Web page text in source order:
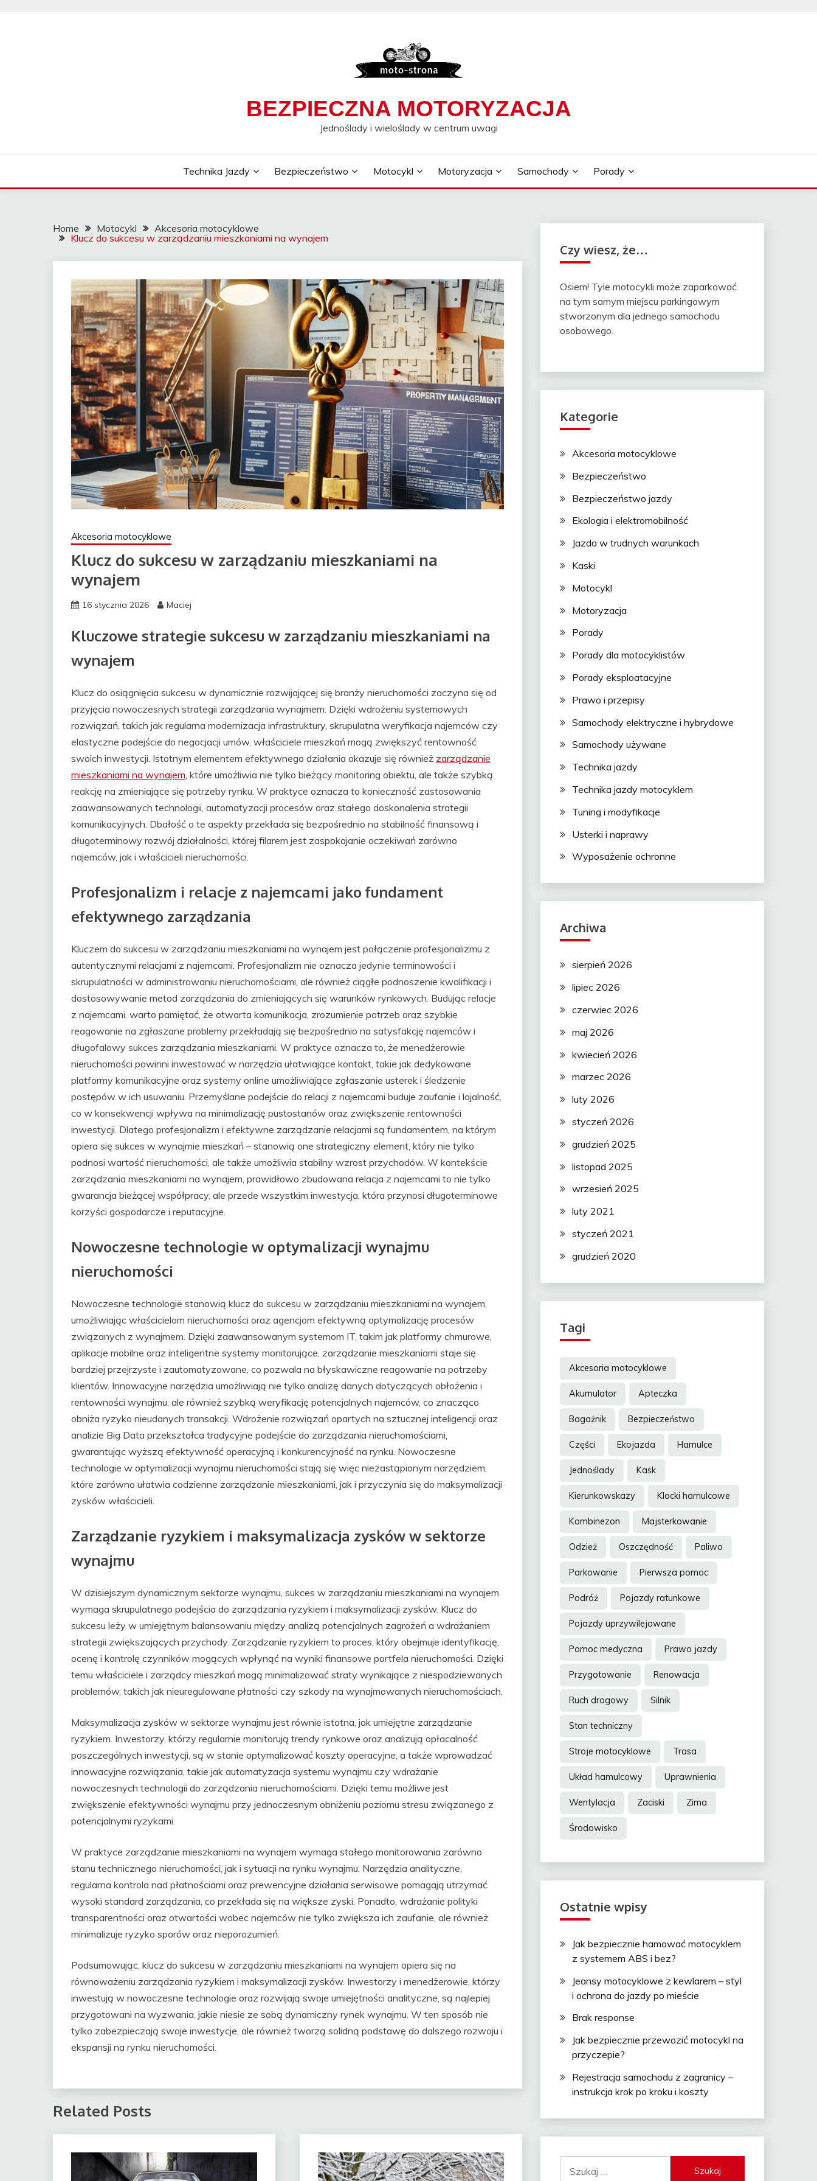
BEZPIECZNA MOTORYZACJA
Jednoślady i wieloślady w centrum uwagi
Technika Jazdy Bezpieczeństwo Motocykl Motoryzacja Samochody Porady
Home Motocykl
Akcesoria motocyklowe
Klucz do sukcesu w zarządzaniu mieszkaniami na wynajem
Akcesoria motocyklowe
Klucz do sukcesu w zarządzaniu mieszkaniami na
wynajem
16 stycznia 2026 Maciej
Kluczowe strategie sukcesu w zarządzaniu mieszkaniami na
wynajem
Klucz do osiągnięcia sukcesu w dynamicznie rozwijającej się branży nieruchomości zaczyna się od
przyjęcia nowoczesnych strategii zarządzania wynajmem. Dzięki wdrożeniu systemowych
rozwiązań, takich jak regularna modernizacja infrastruktury, skrupulatna weryfikacja najemców czy
elastyczne podejście do negocjacji umów, właściciele mieszkań mogą zwiększyć rentowność
swoich inwestycji. Istotnym elementem efektywnego działania okazuje się również zarządzanie
mieszkaniami na wynajem , które umożliwia nie tylko bieżący monitoring obiektu, ale także szybką
reakcję na zmieniające się potrzeby rynku. W praktyce oznacza to konieczność zastosowania
zaawansowanych technologii, automatyzacji procesów oraz stałego doskonalenia strategii
komunikacyjnych. Dbałość o te aspekty przekłada się bezpośrednio na stabilność finansową i
długoterminowy rozwój działalności, której filarem jest zaspokajanie oczekiwań zarówno
najemców, jak i właścicieli nieruchomości.
Profesjonalizm i relacje z najemcami jako fundament
efektywnego zarządzania
Kluczem do sukcesu w zarządzaniu mieszkaniami na wynajem jest połączenie profesjonalizmu z
autentycznymi relacjami z najemcami. Profesjonalizm nie oznacza jedynie terminowości i
skrupulatności w administrowaniu nieruchomościami, ale również ciągłe podnoszenie kwalifikacji i
dostosowywanie metod zarządzania do zmieniających się warunków rynkowych. Budując relacje
z najemcami, warto pamiętać, że otwarta komunikacja, zrozumienie potrzeb oraz szybkie
reagowanie na zgłaszane problemy przekładają się bezpośrednio na satysfakcję najemców i
długofalowy sukces zarządzania mieszkaniami. W praktyce oznacza to, że menedżerowie
nieruchomości powinni inwestować w narzędzia ułatwiające kontakt, takie jak dedykowane
platformy komunikacyjne oraz systemy online umożliwiające zgłaszanie usterek i śledzenie
postępów w ich usuwaniu. Przemyślane podejście do relacji z najemcami buduje zaufanie i lojalność,
co w konsekwencji wpływa na minimalizację pustostanów oraz zwiększenie rentowności
inwestycji. Dlatego profesjonalizm i efektywne zarządzanie relacjami są fundamentem, na którym
opiera się sukces w wynajmie mieszkań – stanowią one strategiczny element, który nie tylko
podnosi wartość nieruchomości, ale także umożliwia stabilny wzrost przychodów. W kontekście
zarządzania mieszkaniami na wynajem, prawidłowo zbudowana relacja z najemcami to nie tylko
gwarancja bieżącej współpracy, ale przede wszystkim inwestycja, która przynosi długoterminowe
korzyści gospodarcze i reputacyjne.
Nowoczesne technologie w optymalizacji wynajmu
nieruchomości
Nowoczesne technologie stanowią klucz do sukcesu w zarządzaniu mieszkaniami na wynajem,
umożliwiając właścicielom nieruchomości oraz agencjom efektywną optymalizację procesów
związanych z wynajmem. Dzięki zaawansowanym systemom IT, takim jak platformy chmurowe,
aplikacje mobilne oraz inteligentne systemy monitorujące, zarządzanie mieszkaniami staje się
bardziej przejrzyste i zautomatyzowane, co pozwala na błyskawiczne reagowanie na potrzeby
klientów. Innowacyjne narzędzia umożliwiają nie tylko analizę danych dotyczących obłożenia i
rentowności wynajmu, ale również szybką weryfikację potencjalnych najemców, co znacząco
obniża ryzyko nieudanych transakcji. Wdrożenie rozwiązań opartych na sztucznej inteligencji oraz
analizie Big Data przekształca tradycyjne podejście do zarządzania nieruchomościami,
gwarantując wyższą efektywność operacyjną i konkurencyjność na rynku. Nowoczesne
technologie w optymalizacji wynajmu nieruchomości stają się więc niezastąpionym narzędziem,
które zarówno ułatwia codzienne zarządzanie mieszkaniami, jak i przyczynia się do maksymalizacji
zysków właścicieli.
Zarządzanie ryzykiem i maksymalizacja zysków w sektorze
wynajmu
W dzisiejszym dynamicznym sektorze wynajmu, sukces w zarządzaniu mieszkaniami na wynajem
wymaga skrupulatnego podejścia do zarządzania ryzykiem i maksymalizacji zysków. Klucz do
sukcesu leży w umiejętnym balansowaniu między analizą potencjalnych zagrożeń a wdrażaniem
strategii zwiększających przychody. Zarządzanie ryzykiem to proces, który obejmuje identyfikację,
ocenę i kontrolę czynników mogących wpłynąć na wyniki finansowe portfela nieruchomości. Dzięki
temu właściciele i zarządcy mieszkań mogą minimalizować straty wynikające z niespodziewanych
problemów, takich jak nieuregulowane płatności czy szkody na wynajmowanych nieruchomościach.
Maksymalizacja zysków w sektorze wynajmu jest równie istotna, jak umiejętne zarządzanie
ryzykiem. Inwestorzy, którzy regularnie monitorują trendy rynkowe oraz analizują opłacalność
poszczególnych inwestycji, są w stanie optymalizować koszty operacyjne, a także wprowadzać
innowacyjne rozwiązania, takie jak automatyzacja systemu wynajmu czy wdrażanie
nowoczesnych technologii do zarządzania nieruchomościami. Dzięki temu możliwe jest
zwiększenie efektywności wynajmu przy jednoczesnym obniżeniu poziomu stresu związanego z
potencjalnymi ryzykami.
W praktyce zarządzanie mieszkaniami na wynajem wymaga stałego monitorowania zarówno
stanu technicznego nieruchomości, jak i sytuacji na rynku wynajmu. Narzędzia analityczne,
regularna kontrola nad płatnościami oraz prewencyjne działania serwisowe pomagają utrzymać
wysoki standard zarządzania, co przekłada się na większe zyski. Ponadto, wdrażanie polityki
transparentności oraz otwartości wobec najemców nie tylko zwiększa ich zaufanie, ale również
minimalizuje ryzyko sporów oraz nieporozumień.
Podsumowując, klucz do sukcesu w zarządzaniu mieszkaniami na wynajem opiera się na
równoważeniu zarządzania ryzykiem i maksymalizacji zysków. Inwestorzy i menedżerowie, którzy
inwestują w nowoczesne technologie oraz rozwijają swoje umiejętności analityczne, są najlepiej
przygotowani na wyzwania, jakie niesie ze sobą dynamiczny rynek wynajmu. W ten sposób nie
tylko zabezpieczają swoje inwestycje, ale również tworzą solidną podstawę do dalszego rozwoju i
ekspansji na rynku nieruchomości.
Related Posts
Czy wiesz, że…
Osiem! Tyle motocykli może zaparkować
na tym samym miejscu parkingowym
stworzonym dla jednego samochodu
osobowego.
Kategorie
Akcesoria motocyklowe
Bezpieczeństwo
Bezpieczeństwo jazdy
Ekologia i elektromobilność
Jazda w trudnych warunkach
Kaski
Motocykl
Motoryzacja
Porady
Porady dla motocyklistów
Porady eksploatacyjne
Prawo i przepisy
Samochody elektryczne i hybrydowe
Samochody używane
Technika jazdy
Technika jazdy motocyklem
Tuning i modyfikacje
Usterki i naprawy
Wyposażenie ochronne
Archiwa
sierpień 2026
lipiec 2026
czerwiec 2026
maj 2026
kwiecień 2026
marzec 2026
luty 2026
styczeń 2026
grudzień 2025
listopad 2025
wrzesień 2025
luty 2021
styczeń 2021
grudzień 2020
Tagi
Akcesoria motocyklowe
Akumulator Apteczka
Bagażnik Bezpieczeństwo
Części Ekojazda Hamulce
Jednoślady Kask
Kierunkowskazy Klocki hamulcowe
Kombinezon Majsterkowanie
Odzież Oszczędność Paliwo
Parkowanie Pierwsza pomoc
Podróż Pojazdy ratunkowe
Pojazdy uprzywilejowane
Pomoc medyczna Prawo jazdy
Przygotowanie Renowacja
Ruch drogowy Silnik
Stan techniczny
Stroje motocyklowe Trasa
Układ hamulcowy Uprawnienia
Wentylacja Zaciski Zima
Środowisko
Ostatnie wpisy
Jak bezpiecznie hamować motocyklem
z systemem ABS i bez?
Jeansy motocyklowe z kewlarem – styl
i ochrona do jazdy po mieście
Brak response
Jak bezpiecznie przewozić motocykl na
przyczepie?
Rejestracja samochodu z zagranicy –
instrukcja krok po kroku i koszty